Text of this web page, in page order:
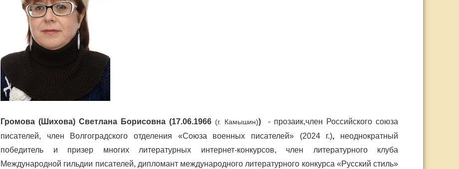
Громова (Шихова) Светлана Борисовна (17.06.1966 (г. Камышин)) - прозаик,член Российского союза
писателей, член Волгоградского отделения «Союза военных писателей» (2024 г.), неоднократный
победитель и призер многих литературных интернет-конкурсов, член литературного клуба
Международной гильдии писателей, дипломант международного литературного конкурса «Русский стиль»